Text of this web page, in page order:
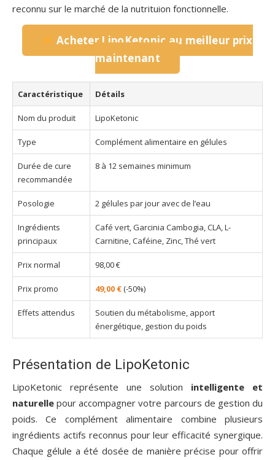
reconnu sur le marché de la nutrituion fonctionnelle.
Acheter LipoKetonic au meilleur prix
maintenant
Caractéristique Détails
Nom du produit LipoKetonic
Type Complément alimentaire en gélules
Durée de cure
recommandée
8 à 12 semaines minimum
Posologie 2 gélules par jour avec de l’eau
Ingrédients
principaux
Café vert, Garcinia Cambogia, CLA, L-
Carnitine, Caféine, Zinc, Thé vert
Prix normal 98,00 €
Prix promo 49,00 €(-50%)
Effets attendus
Soutien du métabolisme, apport
énergétique, gestion du poids
Présentation de LipoKetonic
LipoKetonic représente une solution intelligente et
naturelle pour accompagner votre parcours de gestion du
poids. Ce complément alimentaire combine plusieurs
ingrédients actifs reconnus pour leur efficacité synergique.
Chaque gélule a été dosée de manière précise pour offrir